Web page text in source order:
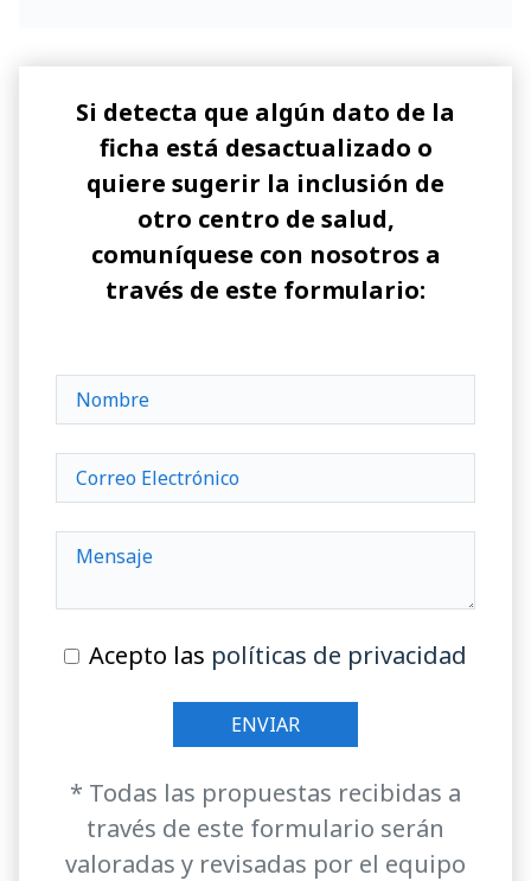
Si detecta que algún dato de la
ficha está desactualizado o
quiere sugerir la inclusión de
otro centro de salud,
comuníquese con nosotros a
través de este formulario:
Acepto las políticas de privacidad
* Todas las propuestas recibidas a
través de este formulario serán
valoradas y revisadas por el equipo